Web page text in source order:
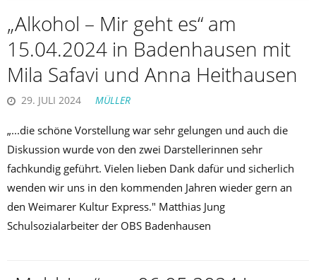
„Alkohol – Mir geht es“ am
15.04.2024 in Badenhausen mit
Mila Safavi und Anna Heithausen
29. JULI 2024 MÜLLER
„...die schöne Vorstellung war sehr gelungen und auch die
Diskussion wurde von den zwei Darstellerinnen sehr
fachkundig geführt. Vielen lieben Dank dafür und sicherlich
wenden wir uns in den kommenden Jahren wieder gern an
den Weimarer Kultur Express." Matthias Jung
Schulsozialarbeiter der OBS Badenhausen